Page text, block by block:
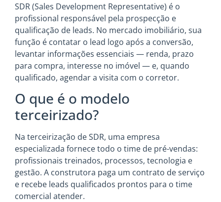
SDR (Sales Development Representative) é o
profissional responsável pela prospecção e
qualificação de leads. No mercado imobiliário, sua
função é contatar o lead logo após a conversão,
levantar informações essenciais — renda, prazo
para compra, interesse no imóvel — e, quando
qualificado, agendar a visita com o corretor.
O que é o modelo
terceirizado?
Na terceirização de SDR, uma empresa
especializada fornece todo o time de pré-vendas:
profissionais treinados, processos, tecnologia e
gestão. A construtora paga um contrato de serviço
e recebe leads qualificados prontos para o time
comercial atender.